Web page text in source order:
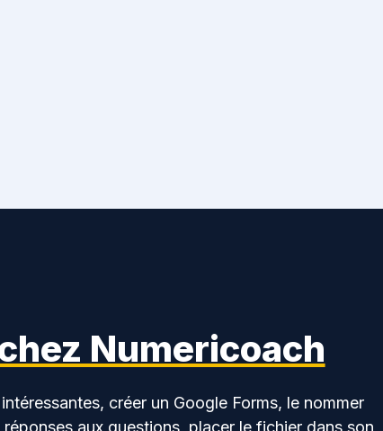
Numericoach
créer un Google Forms, le nommer
aux questions, placer le fichier dans son